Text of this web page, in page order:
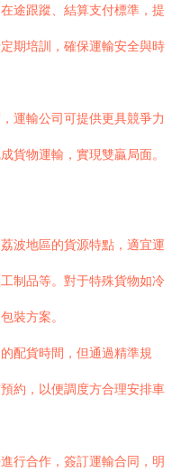
途跟蹤、結算支付標準，提
期培訓，確保運輸安全與時
運輸公司可提供更具競爭力
貨物運輸，實現雙贏局面。
波地區的貨源特點，適宜運
制品等。對于特殊貨物如冷
裝方案。
配貨時間，但通過精準規
約，以便調度方合理安排車
行合作，簽訂運輸合同，明